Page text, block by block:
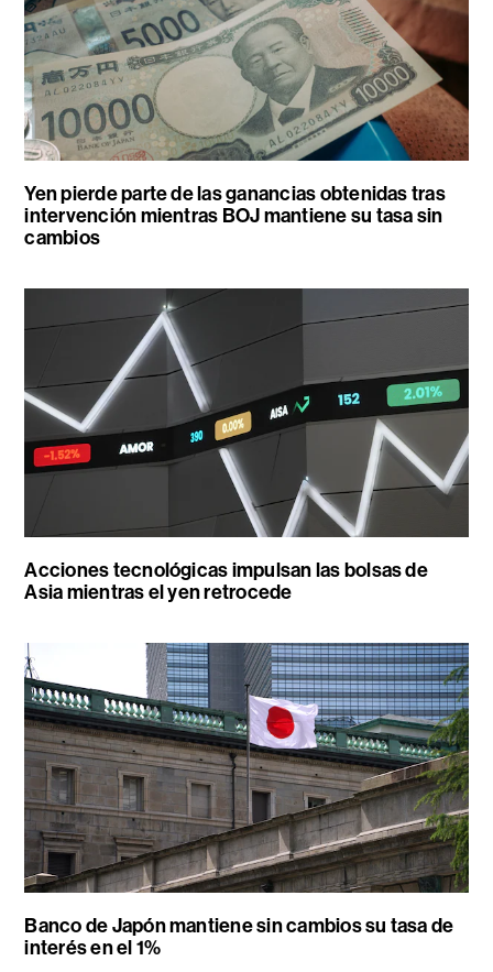
Yen pierde parte de las ganancias obtenidas tras
intervención mientras BOJ mantiene su tasa sin
cambios
Acciones tecnológicas impulsan las bolsas de
Asia mientras el yen retrocede
Banco de Japón mantiene sin cambios su tasa de
interés en el 1%